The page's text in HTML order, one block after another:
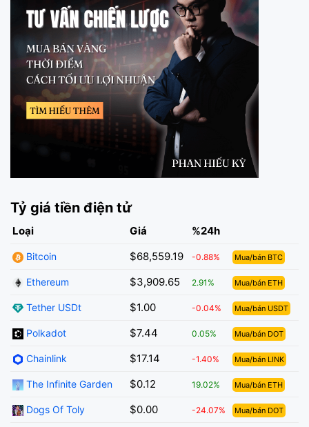
Tỷ giá tiền điện tử
Loại Giá %24h
Bitcoin $68,559.19 -0.88% Mua/bán BTC
Ethereum $3,909.65 2.91% Mua/bán ETH
Tether USDt $1.00 -0.04% Mua/bán USDT
Polkadot $7.44 0.05% Mua/bán DOT
Chainlink $17.14 -1.40% Mua/bán LINK
The Infinite Garden $0.12 19.02% Mua/bán ETH
Dogs Of Toly $0.00 -24.07% Mua/bán DOT